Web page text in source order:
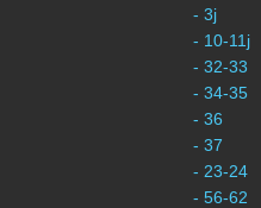
- 3j
- 10-11j
- 32-33
- 34-35
- 36
- 37
- 23-24
- 56-62